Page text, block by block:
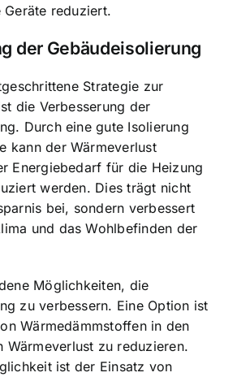
reduziert.
der Gebäudeisolierung
Strategie zur
die Verbesserung der
Durch eine gute Isolierung
kann der Wärmeverlust
Energiebedarf für die Heizung
werden. Dies trägt nicht
bei, sondern verbessert
und das Wohlbefinden der
Möglichkeiten, die
zu verbessern. Eine Option ist
Wärmedämmstoffen in den
Wärmeverlust zu reduzieren.
ist der Einsatz von